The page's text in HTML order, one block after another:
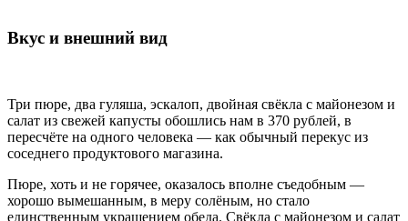
Вкус и внешний вид
Три пюре, два гуляша, эскалоп, двойная свёкла с майонезом и
салат из свежей капусты обошлись нам в 370 рублей, в
пересчёте на одного человека — как обычный перекус из
соседнего продуктового магазина.
Пюре, хоть и не горячее, оказалось вполне съедобным —
хорошо вымешанным, в меру солёным, но стало
единственным украшением обеда. Свёкла с майонезом и салат